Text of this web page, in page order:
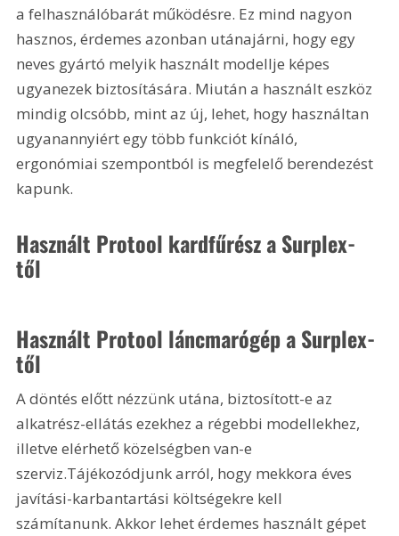
a felhasználóbarát működésre. Ez mind nagyon
hasznos, érdemes azonban utánajárni, hogy egy
neves gyártó melyik használt modellje képes
ugyanezek biztosítására. Miután a használt eszköz
mindig olcsóbb, mint az új, lehet, hogy használtan
ugyanannyiért egy több funkciót kínáló,
ergonómiai szempontból is megfelelő berendezést
kapunk.
Használt Protool kardfűrész a Surplex-
től
Használt Protool láncmarógép a Surplex-
től
A döntés előtt nézzünk utána, biztosított-e az
alkatrész-ellátás ezekhez a régebbi modellekhez,
illetve elérhető közelségben van-e
szerviz.Tájékozódjunk arról, hogy mekkora éves
javítási-karbantartási költségekre kell
számítanunk. Akkor lehet érdemes használt gépet